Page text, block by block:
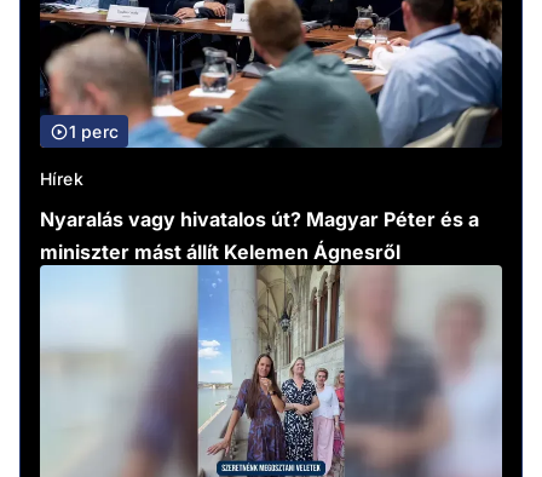
1 perc
Hírek
Nyaralás vagy hivatalos út? Magyar Péter és a
miniszter mást állít Kelemen Ágnesről